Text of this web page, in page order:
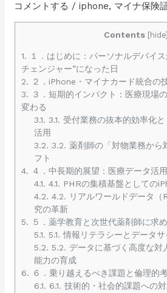
コメントする /iphone, マイナ保険
Contents [hide]
1. １．はじめに：パーソナルデバイ
チェンジャー”になった日
2. ２．iPhone・マイナカード統合の
3. ３．短期的インパクト：医療現場
変わる
3.1. 3.1. 受付業務の抜本的効率化
活用
3.2. 3.2. 薬剤師の「対物業務から
フト
4. ４．中長期的展望：医療データ活
4.1. 4.1. PHRの集積基盤としての
4.2. 4.2. リアルワールドデータ（
究の革新
5. ５．薬学教育と次世代薬剤師に求
5.1. 5.1. 情報リテラシーとデータ
5.2. 5.2. データに基づく高度な対
能力の育成
6. ６．乗り越えるべき課題と倫理的
6.1. 6.1. 技術的・社会的課題への